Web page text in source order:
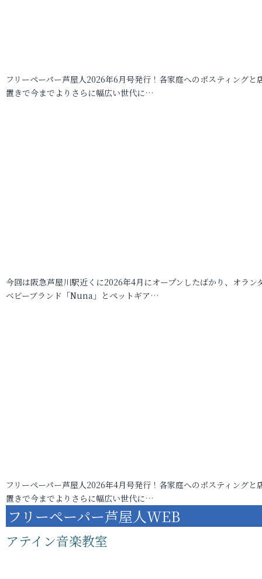
フリーペーパー芦屋人2026年6月号発行！各家庭へのポスティングと
置きで今までよりさらに幅広い世代に…
今回は阪急芦屋川駅近くに2026年4月にオープンしたばかり、オラン
ベビーブランド「Nuna」とペットギア…
フリーペーパー芦屋人2026年4月号発行！各家庭へのポスティングと
置きで今までよりさらに幅広い世代に…
フリーペーパー芦屋人WEB
アテイン音楽教室